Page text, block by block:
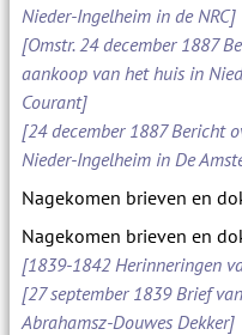
Nieder-Ingelheim in de NRC]
[Omstr. 24 december 1887
aankoop van het huis in
Courant]
[24 december 1887 Bericht
Nieder-Ingelheim in De
Nagekomen brieven en
Nagekomen brieven en
[1839-1842 Herinneringen
[27 september 1839 Brief
Abrahamsz-Douwes Dekker]